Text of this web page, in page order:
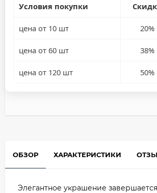
Условия покупки
цена от 10 шт 20%
цена от 60 шт 38%
цена от 120 шт 50%
ОБЗОР ХАРАКТЕРИСТИКИ
Элегантное украшение